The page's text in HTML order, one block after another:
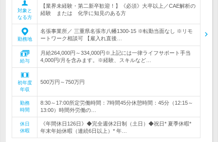
対象と
なる方
【業界未経験・第二新卒歓迎！】《必須》大卒以上／CAE解析の
経験 または 化学に知見のある方
勤務地
名張事業所／ 三重県名張市八幡1300-15 ※転勤当面なし ※リモ
ートワーク相談可 【雇入れ直後…
給与
月給264,000円～334,000円※上記には一律ライフサポート手当
4,000円/月を含みます。※経験、スキルなど…
初年度
年収
500万円～750万円
勤務
時間
8:30～17:00所定労働時間：7時間45分休憩時間：45分（12:15～
13:00）時間外労働の…
休日
休暇
《年間休日126日》◆完全週休2日制（土日）◆祝日* 夏季休暇*
年末年始休暇（連続6日以上）* 年…